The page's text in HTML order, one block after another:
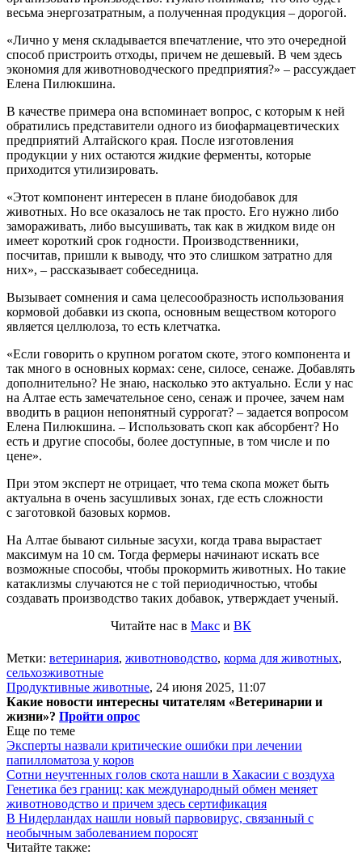
весьма энергозатратным, а полученная продукция – дорогой.
«Лично у меня складывается впечатление, что это очередной
способ пристроить отходы, причем не дешевый. В чем здесь
экономия для животноводческого предприятия?» – рассуждает
Елена Пилюкшина.
В качестве примера она вспоминает вопрос, с которым к ней
обратились представители одного из биофармацевтических
предприятий Алтайского края. После изготовления
продукции у них остаются жидкие ферменты, которые
приходится утилизировать.
«Этот компонент интересен в плане биодобавок для
животных. Но все оказалось не так просто. Его нужно либо
замораживать, либо высушивать, так как в жидком виде он
имеет короткий срок годности. Производственники,
посчитав, пришли к выводу, что это слишком затратно для
них», – рассказывает собеседница.
Вызывает сомнения и сама целесообразность использования
кормовой добавки из скопа, основным веществом которого
является целлюлоза, то есть клетчатка.
«Если говорить о крупном рогатом скоте, этого компонента и
так много в основных кормах: сене, силосе, сенаже. Добавлять
дополнительно? Не знаю, насколько это актуально. Если у нас
на Алтае есть замечательное сено, сенаж и прочее, зачем нам
вводить в рацион непонятный суррогат? – задается вопросом
Елена Пилюкшина. – Использовать скоп как абсорбент? Но
есть и другие способы, более доступные, в том числе и по
цене».
При этом эксперт не отрицает, что тема скопа может быть
актуальна в очень засушливых зонах, где есть сложности
с заготовкой базовых кормов.
На Алтае бывают сильные засухи, когда трава вырастает
максимум на 10 см. Тогда фермеры начинают искать все
возможные способы, чтобы прокормить животных. Но такие
катаклизмы случаются не с той периодичностью, чтобы
создавать производство таких добавок, утверждает ученый.
Читайте нас в Макс и ВК
Метки: ветеринария, животноводство, корма для животных,
сельхозживотные
Продуктивные животные, 24 июня 2025, 11:07
Какие новости интересны читателям «Ветеринарии и
жизни»? Пройти опрос
Еще по теме
Эксперты назвали критические ошибки при лечении
папилломатоза у коров
Сотни неучтенных голов скота нашли в Хакасии с воздуха
Генетика без границ: как международный обмен меняет
животноводство и причем здесь сертификация
В Нидерландах нашли новый парвовирус, связанный с
необычным заболеванием поросят
Читайте также: